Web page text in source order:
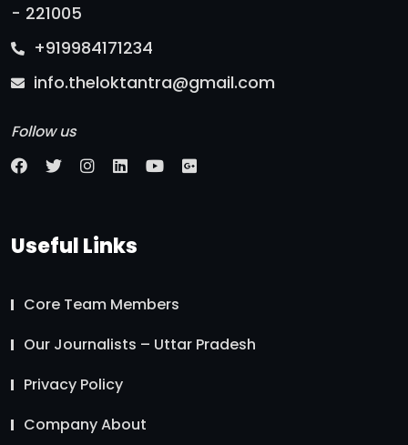
- 221005
+919984171234
info.theloktantra@gmail.com
Follow us
Useful Links
Core Team Members
Our Journalists – Uttar Pradesh
Privacy Policy
Company About